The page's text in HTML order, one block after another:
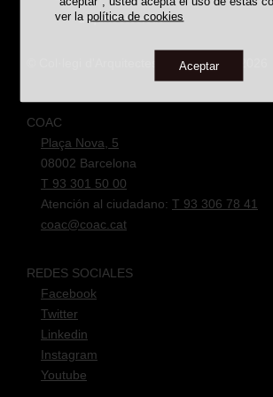
ver lapolítica de cookies
AceptarDESAPARECIDAS
© Col·legi d'Arquitectes de Catalunya 2026
COAC
Plaça Nova, 5
08002 Barcelona
T 93 301 50 00
Atención al ciudadano: T 93 306 78 41
coac@coac.cat
REDES SOCIALES
Facebook
Twitter
Linkedin
Instagram
Youtube